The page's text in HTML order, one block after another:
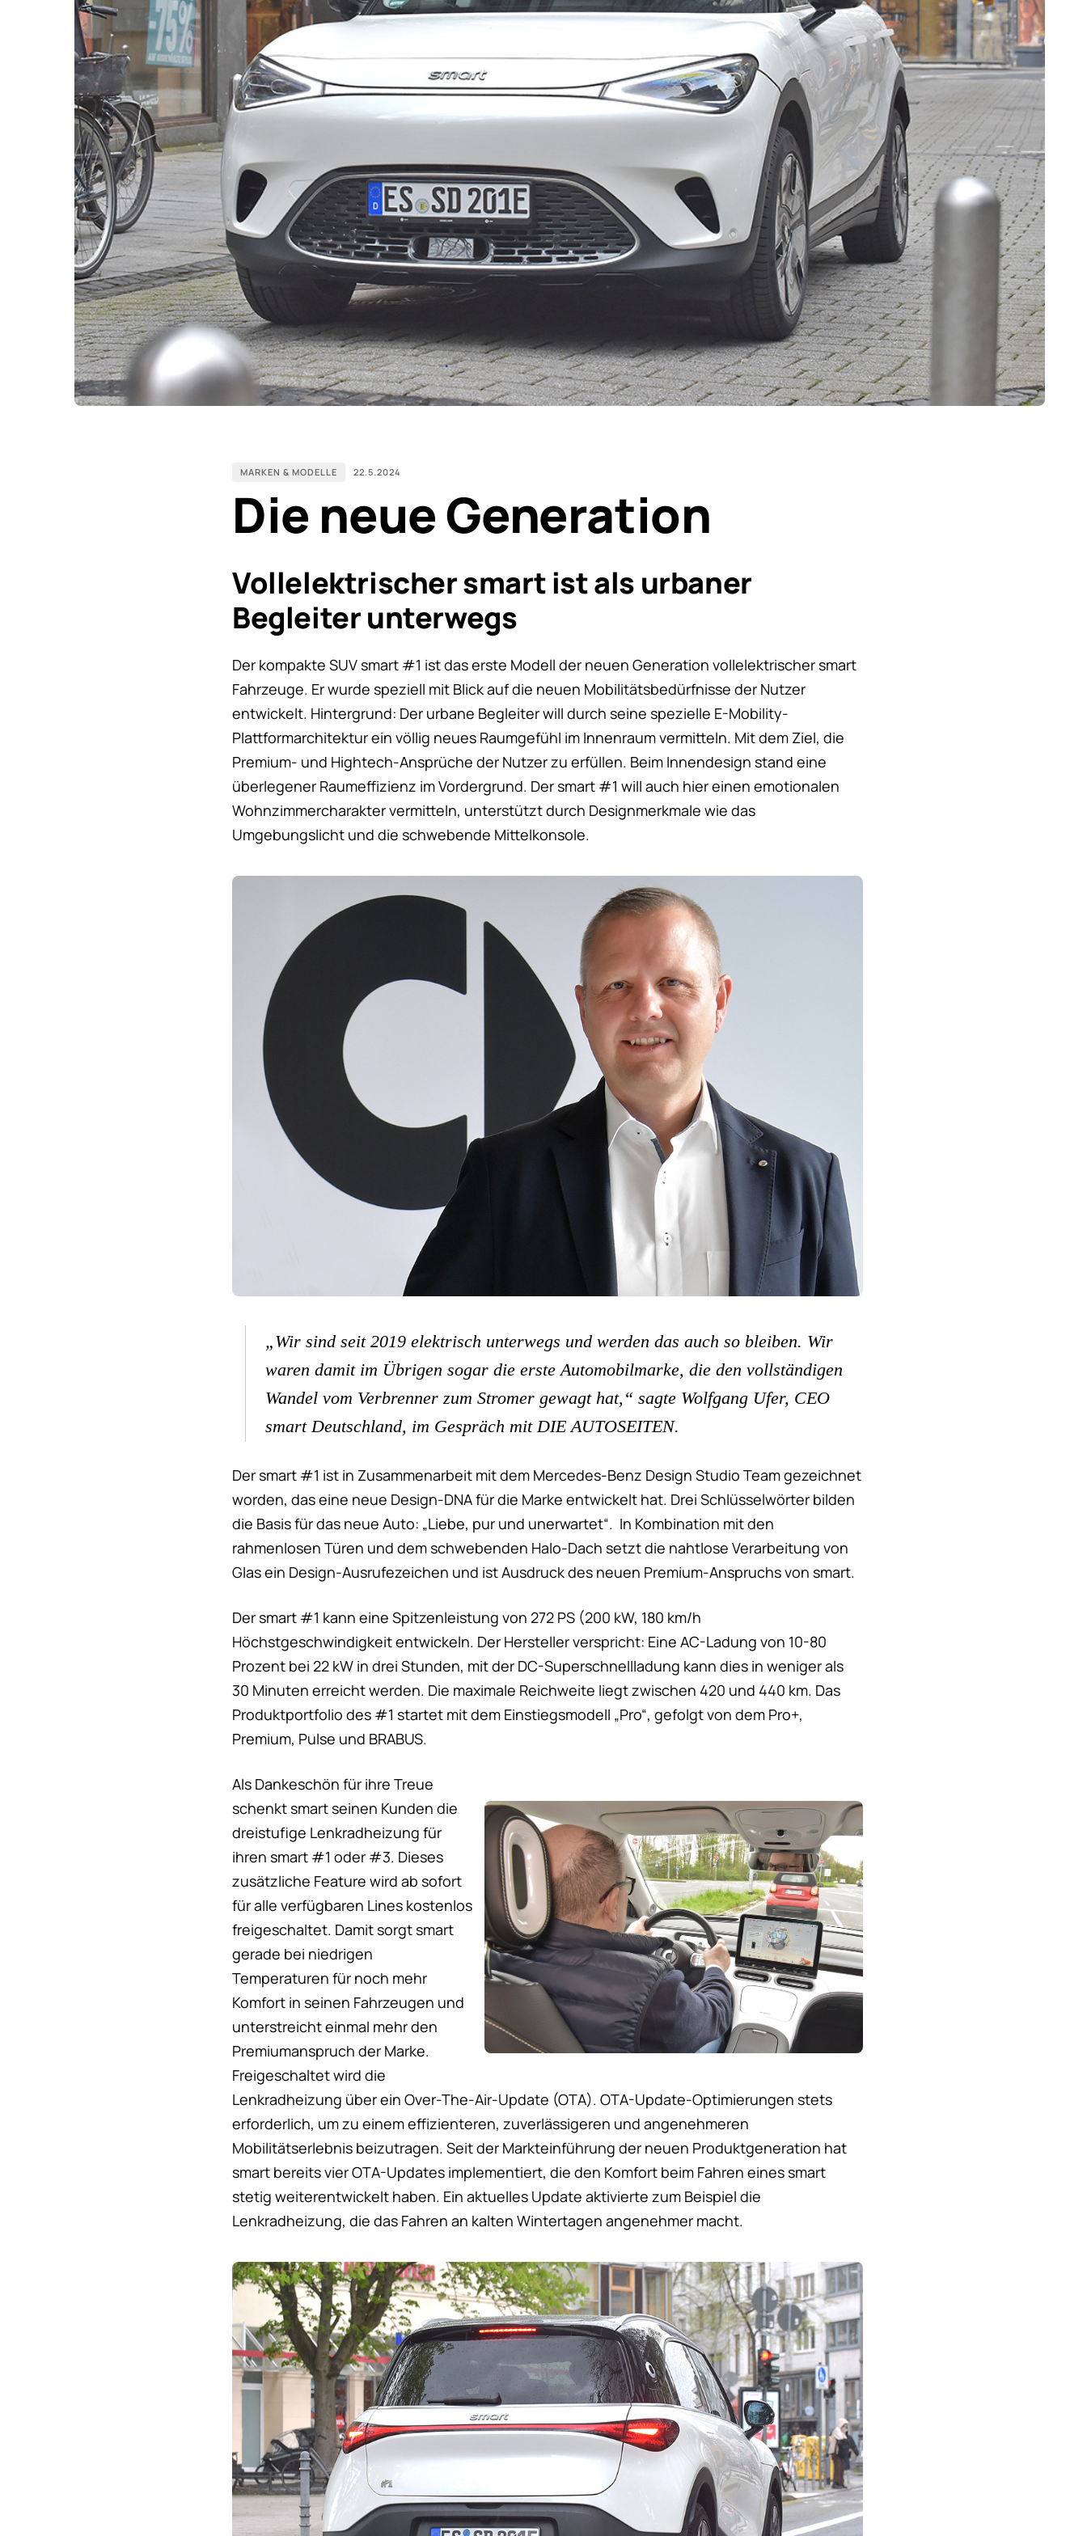
MARKEN & MODELLE 22.5.2024
Die neue Generation
Vollelektrischer smart ist als urbaner
Begleiter unterwegs
Der kompakte SUV smart #1 ist das erste Modell der neuen Generation vollelektrischer smart
Fahrzeuge. Er wurde speziell mit Blick auf die neuen Mobilitätsbedürfnisse der Nutzer
entwickelt. Hintergrund: Der urbane Begleiter will durch seine spezielle E-Mobility-
Plattformarchitektur ein völlig neues Raumgefühl im Innenraum vermitteln. Mit dem Ziel, die
Premium- und Hightech-Ansprüche der Nutzer zu erfüllen. Beim Innendesign stand eine
überlegener Raumeffizienz im Vordergrund. Der smart #1 will auch hier einen emotionalen
Wohnzimmercharakter vermitteln, unterstützt durch Designmerkmale wie das
Umgebungslicht und die schwebende Mittelkonsole.
„Wir sind seit 2019 elektrisch unterwegs und werden das auch so bleiben. Wir
waren damit im Übrigen sogar die erste Automobilmarke, die den vollständigen
Wandel vom Verbrenner zum Stromer gewagt hat,“ sagte Wolfgang Ufer, CEO
smart Deutschland, im Gespräch mit DIE AUTOSEITEN.
Der smart #1 ist in Zusammenarbeit mit dem Mercedes-Benz Design Studio Team gezeichnet
worden, das eine neue Design-DNA für die Marke entwickelt hat. Drei Schlüsselwörter bilden
die Basis für das neue Auto: „Liebe, pur und unerwartet“. In Kombination mit den
rahmenlosen Türen und dem schwebenden Halo-Dach setzt die nahtlose Verarbeitung von
Glas ein Design-Ausrufezeichen und ist Ausdruck des neuen Premium-Anspruchs von smart.
Der smart #1 kann eine Spitzenleistung von 272 PS (200 kW, 180 km/h
Höchstgeschwindigkeit entwickeln. Der Hersteller verspricht: Eine AC-Ladung von 10-80
Prozent bei 22 kW in drei Stunden, mit der DC-Superschnellladung kann dies in weniger als
30 Minuten erreicht werden. Die maximale Reichweite liegt zwischen 420 und 440 km. Das
Produktportfolio des #1 startet mit dem Einstiegsmodell „Pro“, gefolgt von dem Pro+,
Premium, Pulse und BRABUS.
Als Dankeschön für ihre Treue
schenkt smart seinen Kunden die
dreistufige Lenkradheizung für
ihren smart #1 oder #3. Dieses
zusätzliche Feature wird ab sofort
für alle verfügbaren Lines kostenlos
freigeschaltet. Damit sorgt smart
gerade bei niedrigen
Temperaturen für noch mehr
Komfort in seinen Fahrzeugen und
unterstreicht einmal mehr den
Premiumanspruch der Marke.
Freigeschaltet wird die
Lenkradheizung über ein Over-The-Air-Update (OTA). OTA-Update-Optimierungen stets
erforderlich, um zu einem effizienteren, zuverlässigeren und angenehmeren
Mobilitätserlebnis beizutragen. Seit der Markteinführung der neuen Produktgeneration hat
smart bereits vier OTA-Updates implementiert, die den Komfort beim Fahren eines smart
stetig weiterentwickelt haben. Ein aktuelles Update aktivierte zum Beispiel die
Lenkradheizung, die das Fahren an kalten Wintertagen angenehmer macht.